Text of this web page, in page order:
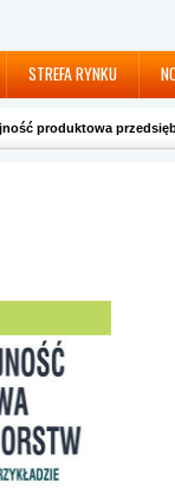
STREFA RYNKU
produktowa